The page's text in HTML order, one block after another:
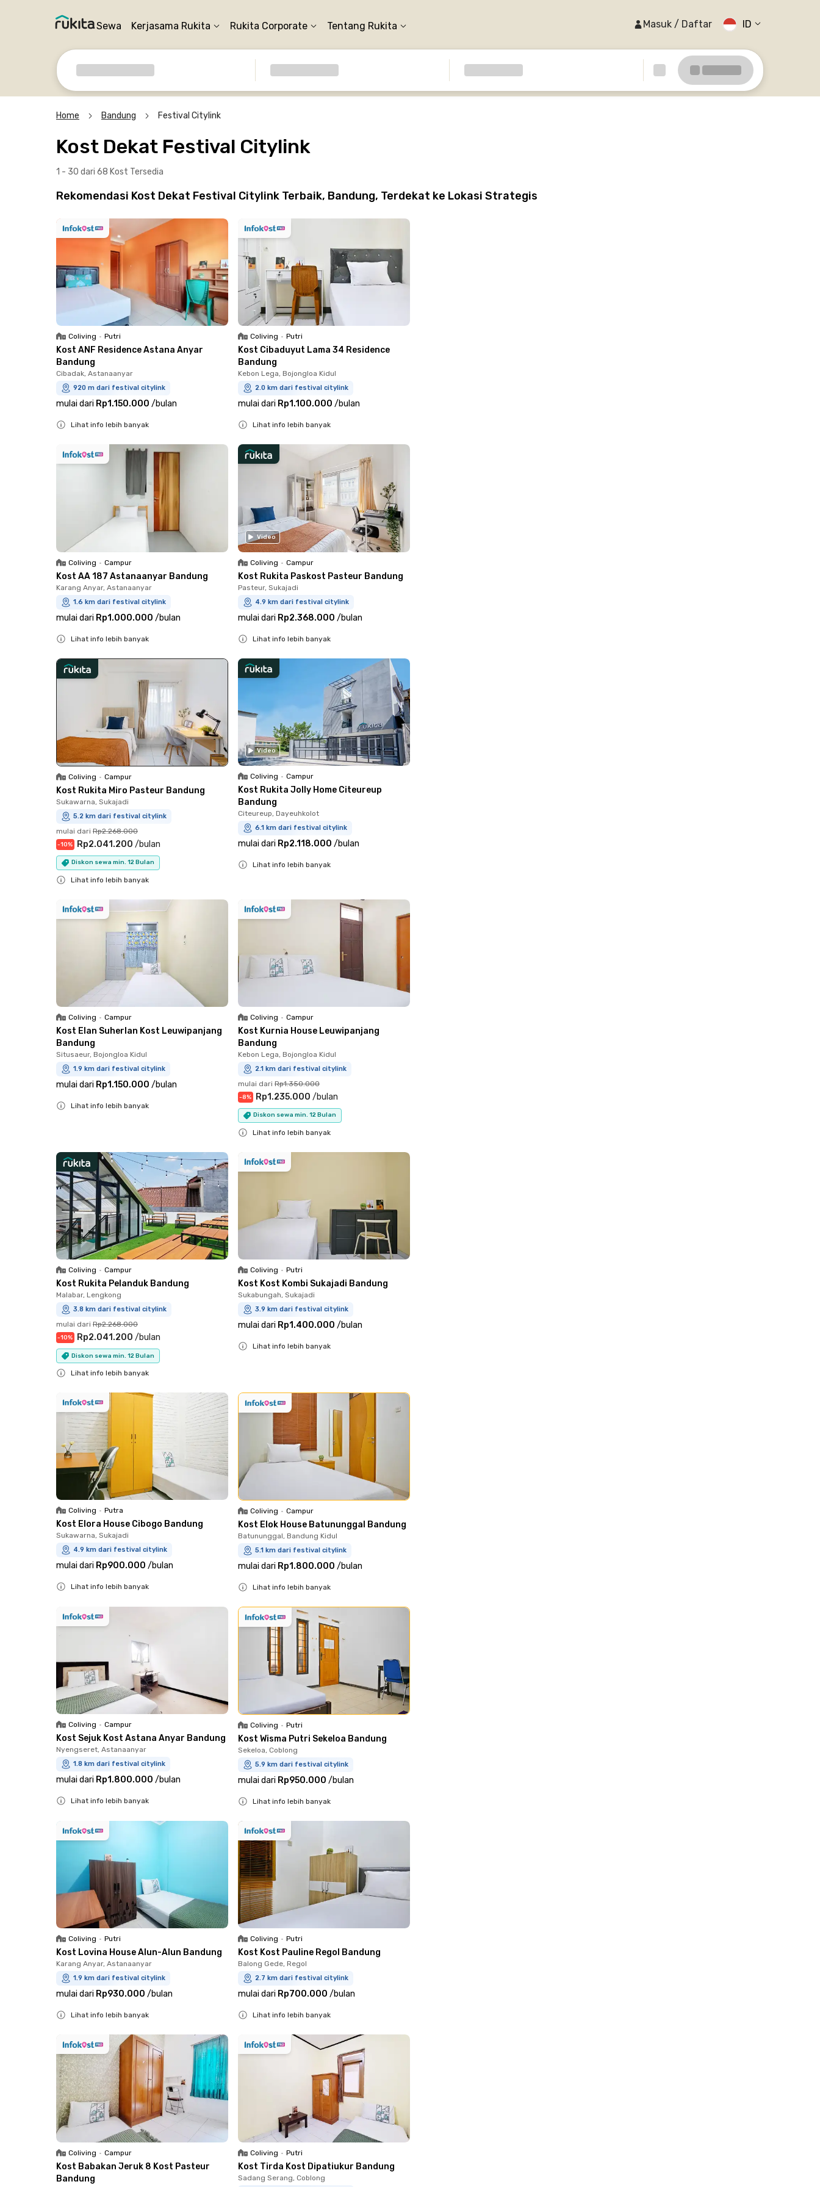
Sewa Kerjasama Rukita Rukita Corporate Tentang Rukita Masuk / Daftar ID
Home Bandung Festival Citylink
Kost Dekat Festival Citylink
1 - 30 dari 68 Kost Tersedia
Rekomendasi Kost Dekat Festival Citylink Terbaik, Bandung, Terdekat ke Lokasi Strategis
Coliving • Putri
Kost ANF Residence Astana Anyar
Bandung
Cibadak, Astanaanyar
920 m dari festival citylink
mulai dari Rp1.150.000 /bulan
Lihat info lebih banyak
Coliving • Putri
Kost Cibaduyut Lama 34 Residence
Bandung
Kebon Lega, Bojongloa Kidul
2.0 km dari festival citylink
mulai dari Rp1.100.000 /bulan
Lihat info lebih banyak
Coliving • Campur
Kost AA 187 Astanaanyar Bandung
Karang Anyar, Astanaanyar
1.6 km dari festival citylink
mulai dari Rp1.000.000 /bulan
Lihat info lebih banyak
Video
Coliving • Campur
Kost Rukita Paskost Pasteur Bandung
Pasteur, Sukajadi
4.9 km dari festival citylink
mulai dari Rp2.368.000 /bulan
Lihat info lebih banyak
Coliving • Campur
Kost Rukita Miro Pasteur Bandung
Sukawarna, Sukajadi
5.2 km dari festival citylink
mulai dari Rp2.268.000
-10% Rp2.041.200 /bulan
Diskon sewa min. 12 Bulan
Lihat info lebih banyak
Video
Coliving • Campur
Kost Rukita Jolly Home Citeureup
Bandung
Citeureup, Dayeuhkolot
6.1 km dari festival citylink
mulai dari Rp2.118.000 /bulan
Lihat info lebih banyak
Coliving • Campur
Kost Elan Suherlan Kost Leuwipanjang
Bandung
Situsaeur, Bojongloa Kidul
1.9 km dari festival citylink
mulai dari Rp1.150.000 /bulan
Lihat info lebih banyak
Coliving • Campur
Kost Kurnia House Leuwipanjang
Bandung
Kebon Lega, Bojongloa Kidul
2.1 km dari festival citylink
mulai dari Rp1.350.000
-8% Rp1.235.000 /bulan
Diskon sewa min. 12 Bulan
Lihat info lebih banyak
Coliving • Campur
Kost Rukita Pelanduk Bandung
Malabar, Lengkong
3.8 km dari festival citylink
mulai dari Rp2.268.000
-10% Rp2.041.200 /bulan
Diskon sewa min. 12 Bulan
Lihat info lebih banyak
Coliving • Putri
Kost Kost Kombi Sukajadi Bandung
Sukabungah, Sukajadi
3.9 km dari festival citylink
mulai dari Rp1.400.000 /bulan
Lihat info lebih banyak
Coliving • Putra
Kost Elora House Cibogo Bandung
Sukawarna, Sukajadi
4.9 km dari festival citylink
mulai dari Rp900.000 /bulan
Lihat info lebih banyak
Coliving • Campur
Kost Elok House Batununggal Bandung
Batununggal, Bandung Kidul
5.1 km dari festival citylink
mulai dari Rp1.800.000 /bulan
Lihat info lebih banyak
Coliving • Campur
Kost Sejuk Kost Astana Anyar Bandung
Nyengseret, Astanaanyar
1.8 km dari festival citylink
mulai dari Rp1.800.000 /bulan
Lihat info lebih banyak
Coliving • Putri
Kost Wisma Putri Sekeloa Bandung
Sekeloa, Coblong
5.9 km dari festival citylink
mulai dari Rp950.000 /bulan
Lihat info lebih banyak
Coliving • Putri
Kost Lovina House Alun-Alun Bandung
Karang Anyar, Astanaanyar
1.9 km dari festival citylink
mulai dari Rp930.000 /bulan
Lihat info lebih banyak
Coliving • Putri
Kost Kost Pauline Regol Bandung
Balong Gede, Regol
2.7 km dari festival citylink
mulai dari Rp700.000 /bulan
Lihat info lebih banyak
Coliving • Campur
Kost Babakan Jeruk 8 Kost Pasteur
Bandung
Coliving • Putri
Kost Tirda Kost Dipatiukur Bandung
Sadang Serang, Coblong